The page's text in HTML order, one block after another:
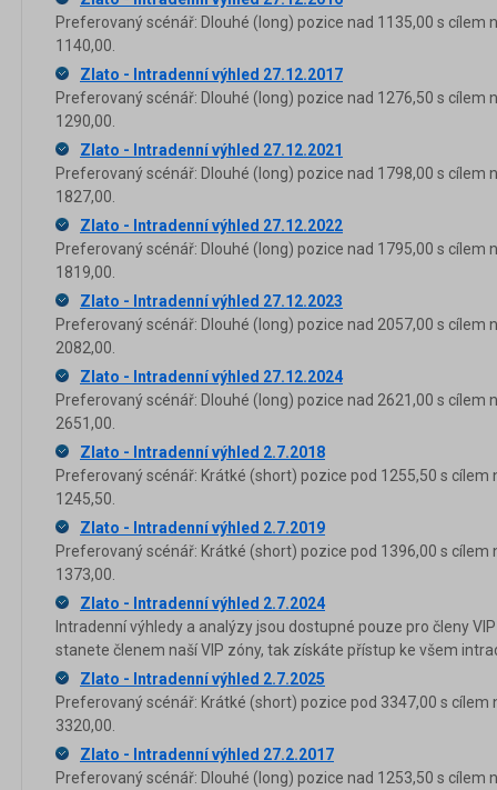
Preferovaný scénář: Dlouhé (long) pozice nad 1135,00 s cílem
1140,00.
Zlato - Intradenní výhled 27.12.2017
Preferovaný scénář: Dlouhé (long) pozice nad 1276,50 s cílem
1290,00.
Zlato - Intradenní výhled 27.12.2021
Preferovaný scénář: Dlouhé (long) pozice nad 1798,00 s cílem
1827,00.
Zlato - Intradenní výhled 27.12.2022
Preferovaný scénář: Dlouhé (long) pozice nad 1795,00 s cílem
1819,00.
Zlato - Intradenní výhled 27.12.2023
Preferovaný scénář: Dlouhé (long) pozice nad 2057,00 s cílem
2082,00.
Zlato - Intradenní výhled 27.12.2024
Preferovaný scénář: Dlouhé (long) pozice nad 2621,00 s cílem
2651,00.
Zlato - Intradenní výhled 2.7.2018
Preferovaný scénář: Krátké (short) pozice pod 1255,50 s cílem
1245,50.
Zlato - Intradenní výhled 2.7.2019
Preferovaný scénář: Krátké (short) pozice pod 1396,00 s cílem
1373,00.
Zlato - Intradenní výhled 2.7.2024
Intradenní výhledy a analýzy jsou dostupné pouze pro členy
stanete členem naší VIP zóny, tak získáte přístup ke všem
Zlato - Intradenní výhled 2.7.2025
Preferovaný scénář: Krátké (short) pozice pod 3347,00 s cílem
3320,00.
Zlato - Intradenní výhled 27.2.2017
Preferovaný scénář: Dlouhé (long) pozice nad 1253,50 s cílem